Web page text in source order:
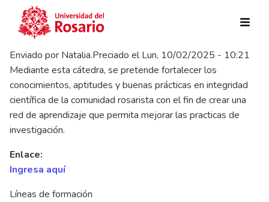
Pasar al contenido principal
Enviado por Natalia.Preciado elLun, 10/02/2025 - 10:21
Mediante esta cátedra, se pretende fortalecer los
conocimientos, aptitudes y buenas prácticas en integridad
científica de la comunidad rosarista con el fin de crear una
red de aprendizaje que permita mejorar las practicas de
investigación.
Enlace:
Ingresa aquí
Líneas de formación